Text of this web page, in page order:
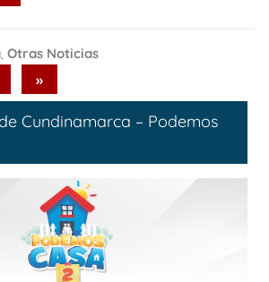
, Otras Noticias
Next
Posts
»
Cundinamarca – Podemos